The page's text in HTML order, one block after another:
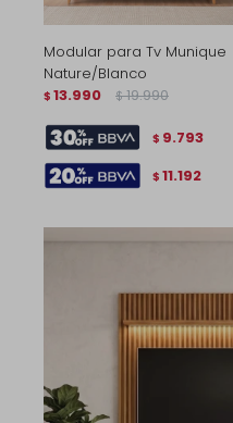
Modular para Tv Munique
Nature/Blanco
$ 13.990 $ 19.990
$ 9.793
$ 11.192